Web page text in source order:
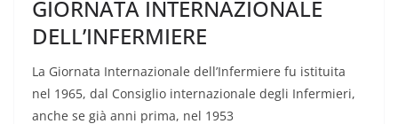
GIORNATA INTERNAZIONALE
DELL’INFERMIERE
La Giornata Internazionale dell’Infermiere fu istituita
nel 1965, dal Consiglio internazionale degli Infermieri,
anche se già anni prima, nel 1953